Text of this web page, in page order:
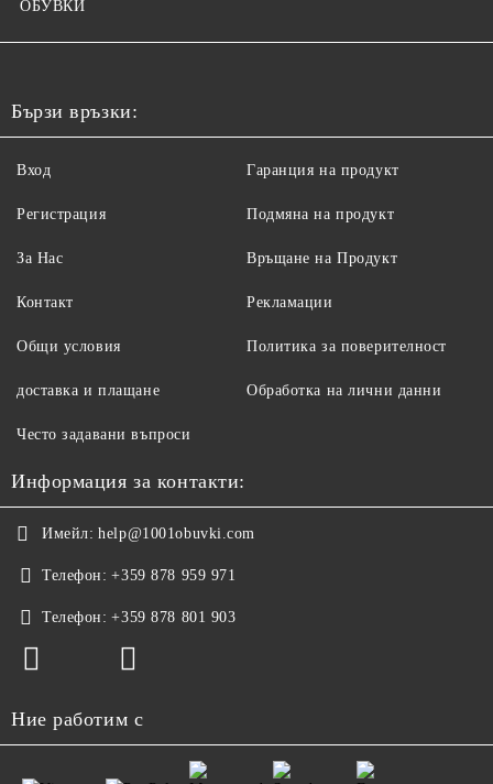
ОБУВКИ
Бързи връзки:
Вход
Регистрация
За Нас
Контакт
Общи условия
доставка и плащане
Гаранция на продукт
Подмяна на продукт
Връщане на Продукт
Рекламации
Политика за поверителност
Обработка на лични данни
Често задавани въпроси
Информация за контакти:
Имейл: help@1001obuvki.com
Телефон: +359 878 959 971
Телефон: +359 878 801 903
Ние работим с